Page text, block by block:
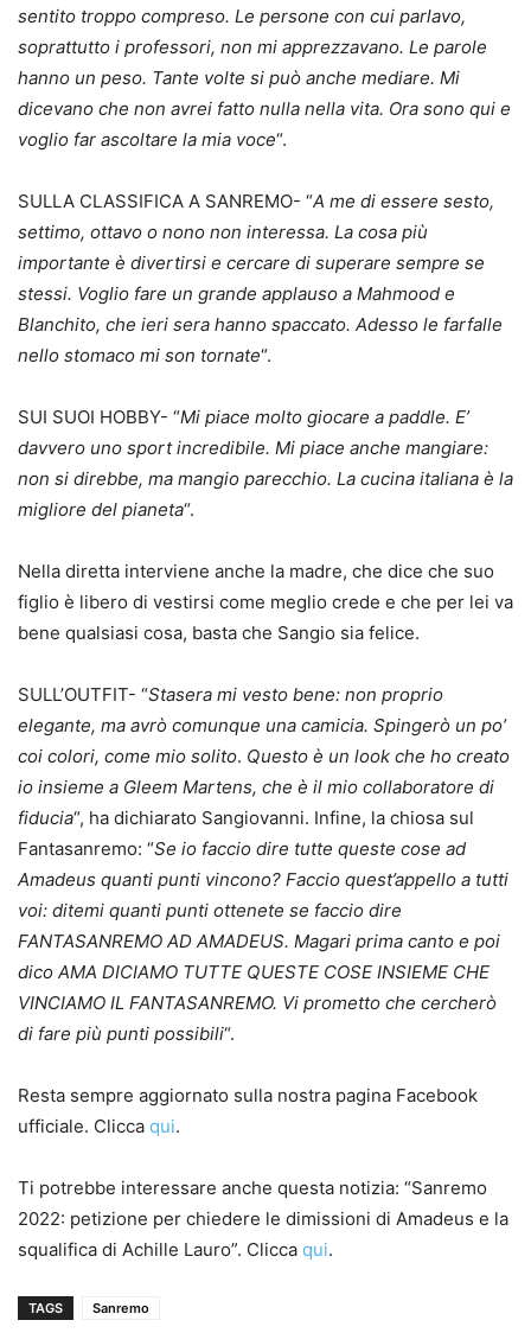
sentito troppo compreso. Le persone con cui parlavo,
soprattutto i professori, non mi apprezzavano. Le parole
hanno un peso. Tante volte si può anche mediare. Mi
dicevano che non avrei fatto nulla nella vita. Ora sono qui e
voglio far ascoltare la mia voce“.
SULLA CLASSIFICA A SANREMO- “A me di essere sesto,
settimo, ottavo o nono non interessa. La cosa più
importante è divertirsi e cercare di superare sempre se
stessi. Voglio fare un grande applauso a Mahmood e
Blanchito, che ieri sera hanno spaccato. Adesso le farfalle
nello stomaco mi son tornate“.
SUI SUOI HOBBY- “Mi piace molto giocare a paddle. E’
davvero uno sport incredibile. Mi piace anche mangiare:
non si direbbe, ma mangio parecchio. La cucina italiana è la
migliore del pianeta“.
Nella diretta interviene anche la madre, che dice che suo
figlio è libero di vestirsi come meglio crede e che per lei va
bene qualsiasi cosa, basta che Sangio sia felice.
SULL’OUTFIT- “Stasera mi vesto bene: non proprio
elegante, ma avrò comunque una camicia. Spingerò un po’
coi colori, come mio solito. Questo è un look che ho creato
io insieme a Gleem Martens, che è il mio collaboratore di
fiducia“, ha dichiarato Sangiovanni. Infine, la chiosa sul
Fantasanremo: “Se io faccio dire tutte queste cose ad
Amadeus quanti punti vincono? Faccio quest’appello a tutti
voi: ditemi quanti punti ottenete se faccio dire
FANTASANREMO AD AMADEUS. Magari prima canto e poi
dico AMA DICIAMO TUTTE QUESTE COSE INSIEME CHE
VINCIAMO IL FANTASANREMO. Vi prometto che cercherò
di fare più punti possibili“.
Resta sempre aggiornato sulla nostra pagina Facebook
ufficiale. Clicca qui.
Ti potrebbe interessare anche questa notizia: “Sanremo
2022: petizione per chiedere le dimissioni di Amadeus e la
squalifica di Achille Lauro”. Clicca qui.
TAGS Sanremo